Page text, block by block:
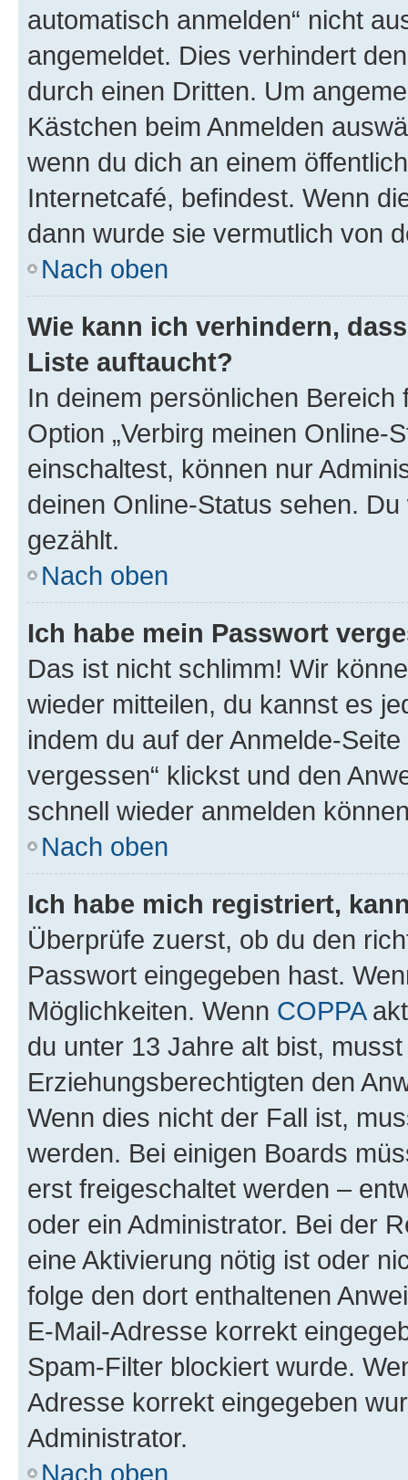
automatisch anmelden“ nicht
angemeldet. Dies verhindert
durch einen Dritten. Um
Kästchen beim Anmelden
wenn du dich an einem
Internetcafé, befindest. Wenn
dann wurde sie vermutlich von
Nach oben
Wie kann ich verhindern,
Liste auftaucht?
In deinem persönlichen
Option „Verbirg meinen Online-
einschaltest, können nur
deinen Online-Status sehen.
gezählt.
Nach oben
Ich habe mein Passwort
Das ist nicht schlimm! Wir
wieder mitteilen, du kannst es
indem du auf der Anmelde-
vergessen“ klickst und den
schnell wieder anmelden
Nach oben
Ich habe mich registriert,
Überprüfe zuerst, ob du den
Passwort eingegeben hast.
Möglichkeiten. Wenn COPPA
du unter 13 Jahre alt bist,
Erziehungsberechtigten den
Wenn dies nicht der Fall ist,
werden. Bei einigen Boards
erst freigeschaltet werden –
oder ein Administrator. Bei der
eine Aktivierung nötig ist oder
folge den dort enthaltenen
E-Mail-Adresse korrekt
Spam-Filter blockiert wurde.
Adresse korrekt eingegeben
Administrator.
Nach oben